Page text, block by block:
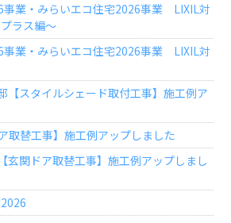
事業・みらいエコ住宅2026事業 LIXIL対
ラス編～
事業・みらいエコ住宅2026事業 LIXIL対
【スタイルシェード取付工事】施工例ア
取替工事】施工例アップしました
玄関ドア取替工事】施工例アップしまし
2026